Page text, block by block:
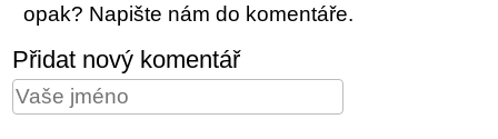
opak? Napište nám do komentáře.
Přidat nový komentář